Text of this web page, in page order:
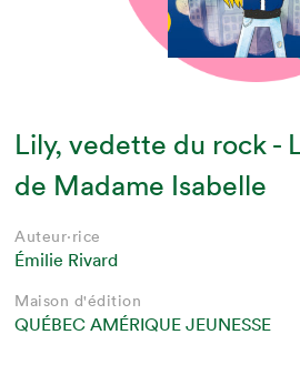
Lily, vedette du rock -
de Madame Isabelle
Auteur·rice
Émilie Rivard
Maison d'édition
QUÉBEC AMÉRIQUE JEUNESSE